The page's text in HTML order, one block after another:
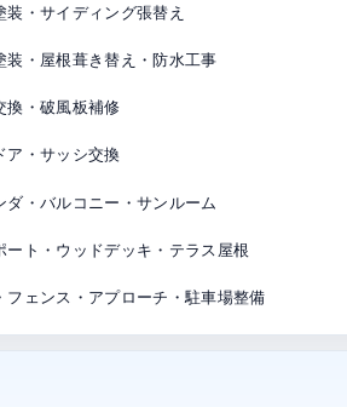
装・サイディング張替え
装・屋根葺き替え・防水工事
換・破風板補修
ア・サッシ交換
ダ・バルコニー・サンルーム
ート・ウッドデッキ・テラス屋根
フェンス・アプローチ・駐車場整備